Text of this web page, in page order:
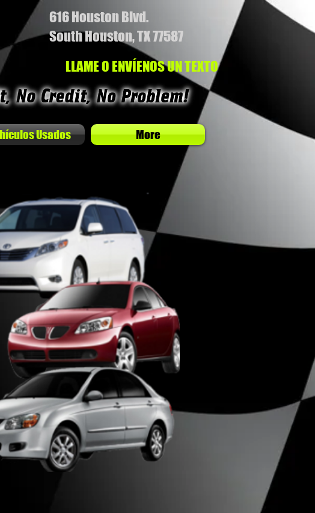
616 Houston Blvd.
South Houston, TX 77587
LLAME O ENVÍENOS UN TEXTO
Usados More